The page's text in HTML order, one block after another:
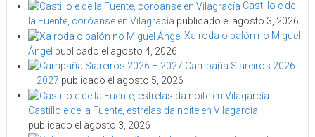
Castillo e de
la Fuente, coróanse en Vilagracía publicado el agosto 3, 2026
Xa roda o balón no Miguel
Ángel publicado el agosto 4, 2026
Campaña Siareiros 2026
– 2027 publicado el agosto 5, 2026
Castillo e de la Fuente, estrelas da noite en Vilagarcía
publicado el agosto 3, 2026